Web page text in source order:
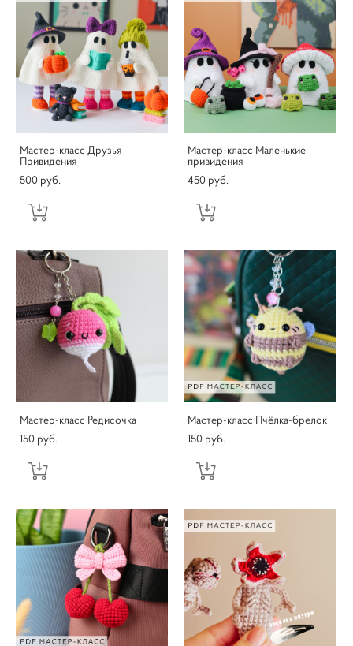
Мастер-класс Друзья
Привидения
500 pуб.
Мастер-класс Маленькие
привидения
450 pуб.
Мастер-класс Редисочка
150 pуб.
Мастер-класс Пчёлка-брелок
150 pуб.